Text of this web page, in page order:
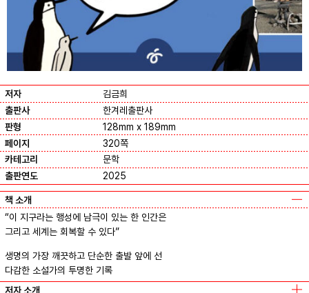
저자
김금희
출판사
한겨레출판사
판형
128mm x 189mm
페이지
320쪽
카테고리
문학
출판연도
2025
책 소개
“이 지구라는 행성에 남극이 있는 한 인간은
그리고 세계는 회복할 수 있다”
생명의 가장 깨끗하고 단순한 출발 앞에 선
다감한 소설가의 투명한 기록
저자 소개